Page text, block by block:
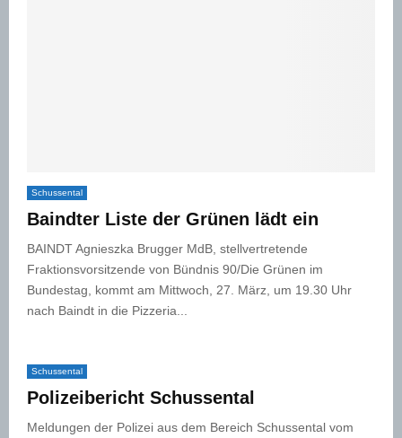
Schussental
Baindter Liste der Grünen lädt ein
BAINDT Agnieszka Brugger MdB, stellvertretende
Fraktionsvorsitzende von Bündnis 90/Die Grünen im
Bundestag, kommt am Mittwoch, 27. März, um 19.30 Uhr
nach Baindt in die Pizzeria...
Schussental
Polizeibericht Schussental
Meldungen der Polizei aus dem Bereich Schussental vom